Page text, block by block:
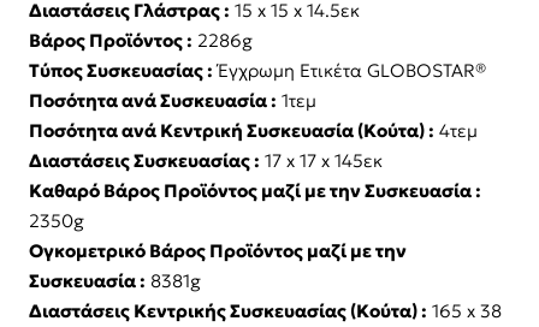
Διαστάσεις Γλάστρας : 15 x 15 x 14.5εκ
Βάρος Προϊόντος : 2286g
Τύπος Συσκευασίας : Έγχρωμη Ετικέτα GLOBOSTAR®
Ποσότητα ανά Συσκευασία : 1τεμ
Ποσότητα ανά Κεντρική Συσκευασία (Κούτα) : 4τεμ
Διαστάσεις Συσκευασίας : 17 x 17 x 145εκ
Καθαρό Βάρος Προϊόντος μαζί με την Συσκευασία :
2350g
Ογκομετρικό Βάρος Προϊόντος μαζί με την
Συσκευασία : 8381g
Διαστάσεις Κεντρικής Συσκευασίας (Κούτα) : 165 x 38